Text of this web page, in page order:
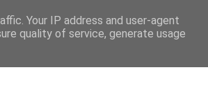
Your IP address and user-agent
quality of service, generate usage